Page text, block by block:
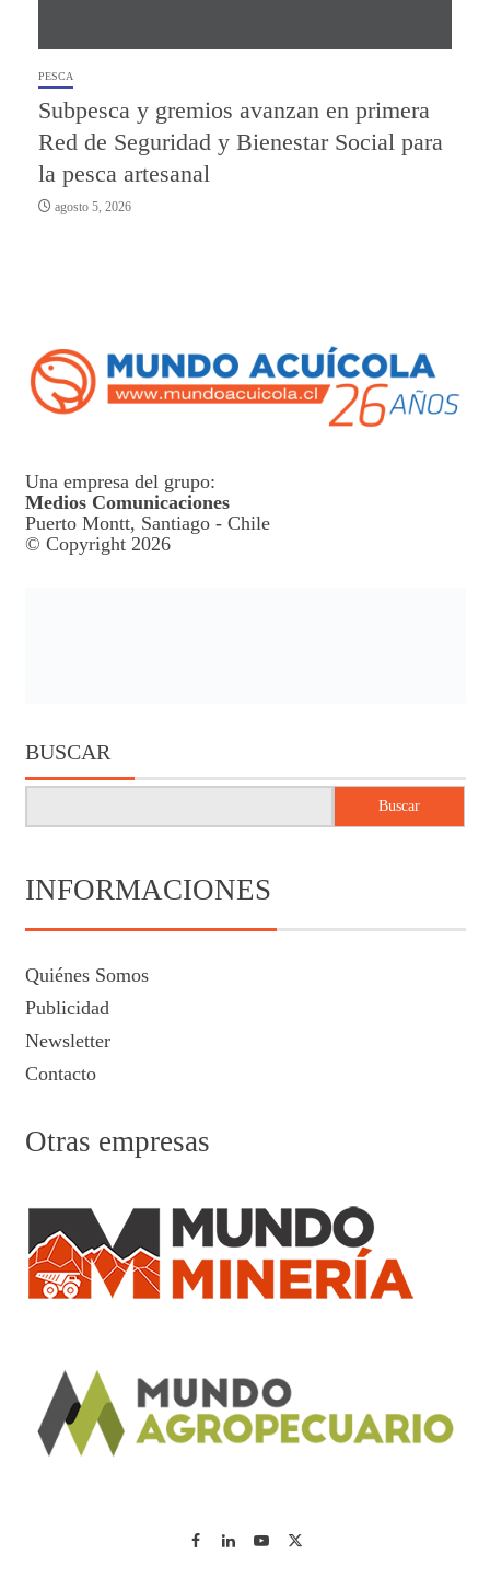
PESCA
Subpesca y gremios avanzan en primera
Red de Seguridad y Bienestar Social para
la pesca artesanal
agosto 5, 2026
Una empresa del grupo:
Medios Comunicaciones
Puerto Montt, Santiago - Chile
© Copyright 2026
BUSCAR
Buscar
INFORMACIONES
Quiénes Somos
Publicidad
Newsletter
Contacto
Otras empresas